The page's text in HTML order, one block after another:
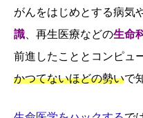
がんをはじめとする病気
識 、再生医療などの生命
前進したこととコンピュ
かつてないほどの勢いで